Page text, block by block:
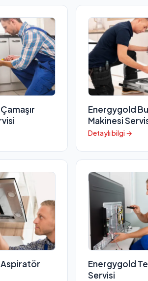
Energygold
Makinesi
Detaylı bilgi →
Energygold
Servisi